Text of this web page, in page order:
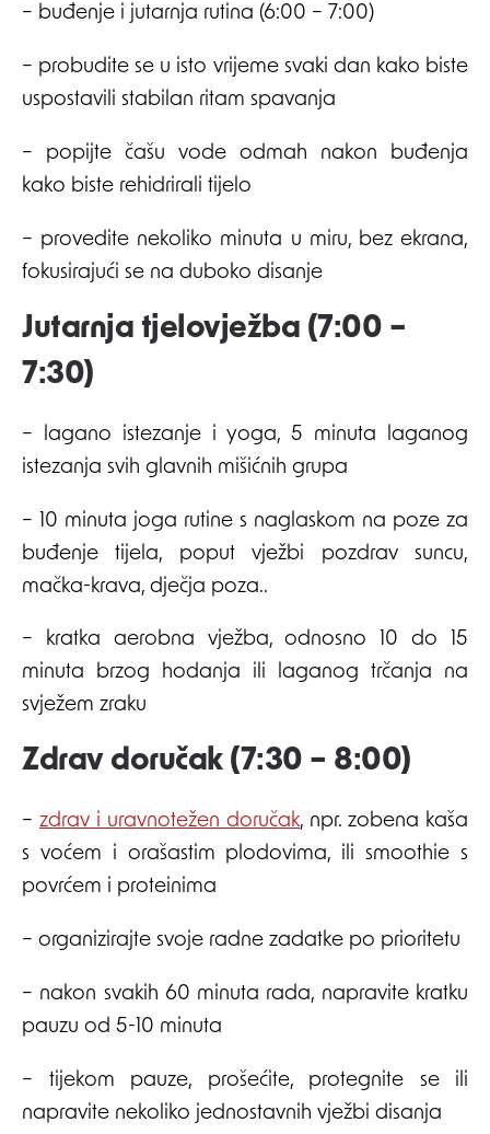
– buđenje i jutarnja rutina (6:00 – 7:00)
– probudite se u isto vrijeme svaki dan kako biste
uspostavili stabilan ritam spavanja
– popijte čašu vode odmah nakon buđenja
kako biste rehidrirali tijelo
– provedite nekoliko minuta u miru, bez ekrana,
fokusirajući se na duboko disanje
Jutarnja tjelovježba (7:00 –
7:30)
– lagano istezanje i yoga, 5 minuta laganog
istezanja svih glavnih mišićnih grupa
– 10 minuta joga rutine s naglaskom na poze za
buđenje tijela, poput vježbi pozdrav suncu,
mačka-krava, dječja poza..
– kratka aerobna vježba, odnosno 10 do 15
minuta brzog hodanja ili laganog trčanja na
svježem zraku
Zdrav doručak (7:30 – 8:00)
– zdrav i uravnotežen doručak, npr. zobena kaša
s voćem i orašastim plodovima, ili smoothie s
povrćem i proteinima
– organizirajte svoje radne zadatke po prioritetu
– nakon svakih 60 minuta rada, napravite kratku
pauzu od 5-10 minuta
– tijekom pauze, prošećite, protegnite se ili
napravite nekoliko jednostavnih vježbi disanja